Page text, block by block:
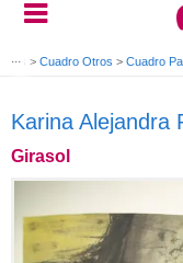
> Cuadro Otros > Cuadro
Karina Alejandra
Girasol